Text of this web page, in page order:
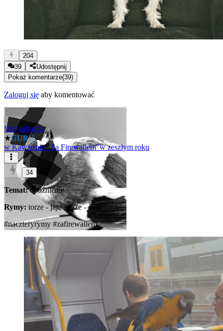
204
39
Udostępnij
Pokaż komentarze(39)
Zaloguj się aby komentować
UmytaPacha
★GURU
w Kawiarnia "Za Firewallem"w zeszłym roku
34
Temat:opóźnienie
Rymy: torze - jajo - orze - dają
#naczteryrymy #zafirewallem